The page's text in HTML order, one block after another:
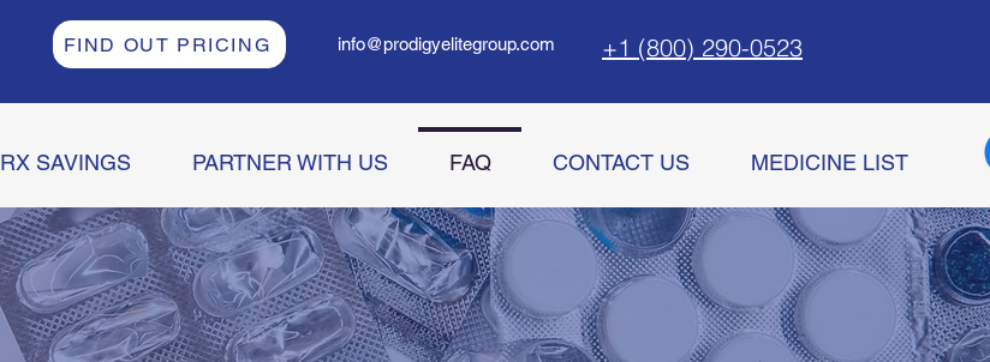
FIND OUT PRICING info@prodigyelitegroup.com +1 (800) 290-0523
RX SAVINGS PARTNER WITH US FAQ CONTACT US MEDICINE LIST